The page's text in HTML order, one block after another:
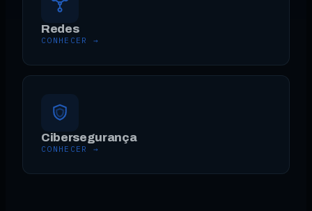
Redes
CONHECER →
Cibersegurança
CONHECER →